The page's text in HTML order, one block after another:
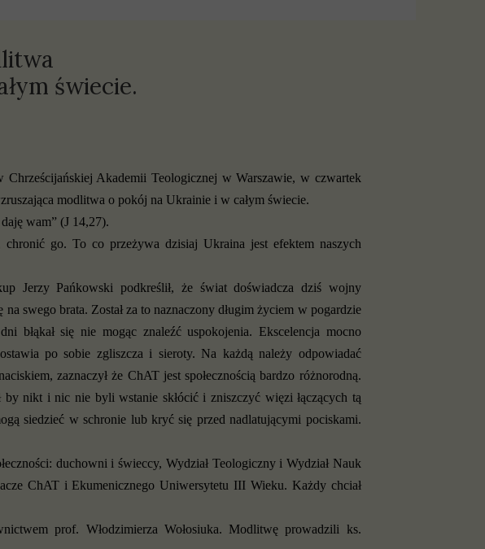
świecie.
Akademii Teologicznej w Warszawie, w czwartek
modlitwa o pokój na Ukrainie i w całym świecie.
wam” (J 14,27).
go. To co przeżywa dzisiaj Ukraina jest efektem naszych
Jerzy Pańkowski podkreślił, że świat doświadcza dziś wojny
swego brata. Został za to naznaczony długim życiem w pogardzie
błąkał się nie mogąc znaleźć uspokojenia. Ekscelencja mocno
po sobie zgliszcza i sieroty. Na każdą należy odpowiadać
zaznaczył że ChAT jest społecznością bardzo różnorodną.
nikt i nic nie byli wstanie skłócić i zniszczyć więzi łączących tą
siedzieć w schronie lub kryć się przed nadlatującymi pociskami.
duchowni i świeccy, Wydział Teologiczny i Wydział Nauk
ChAT i Ekumenicznego Uniwersytetu III Wieku. Każdy chciał
prof. Włodzimierza Wołosiuka. Modlitwę prowadzili ks.